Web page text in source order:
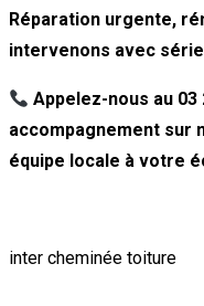
Réparation urgente,
intervenons avec
Appelez-nous au 03
accompagnement sur
équipe locale à votre
inter cheminée toiture